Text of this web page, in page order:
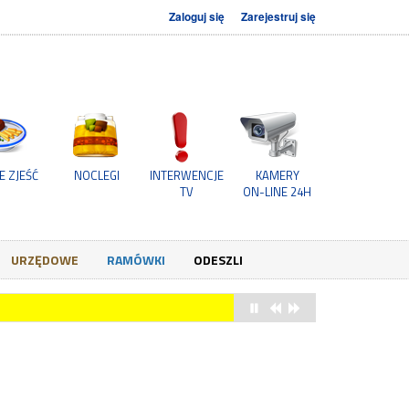
Zaloguj się Zarejestruj się
ZJEŚĆ NOCLEGI
INTERWENCJE
TV
KAMERY
ON-LINE 24H
URZĘDOWE RAMÓWKI ODESZLI